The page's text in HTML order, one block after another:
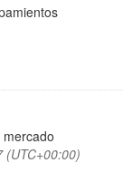
(UTC+00:00)